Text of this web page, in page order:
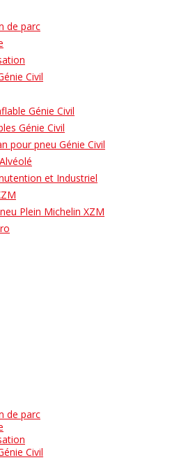
de parc
Civil
Génie Civil
Génie Civil
pour pneu Génie Civil
et Industriel
Plein Michelin XZM
de parc
Civil